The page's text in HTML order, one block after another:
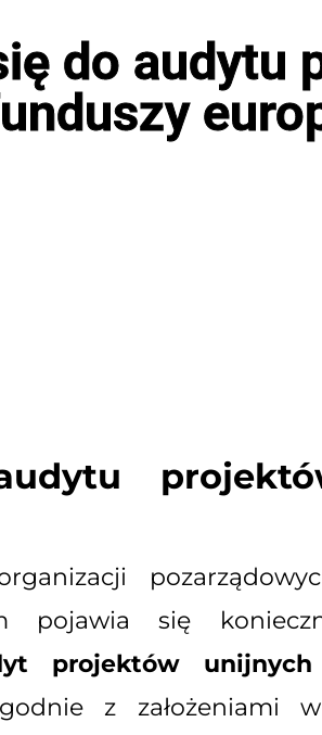
do audytu
się
projektów unijnych
z założeniami